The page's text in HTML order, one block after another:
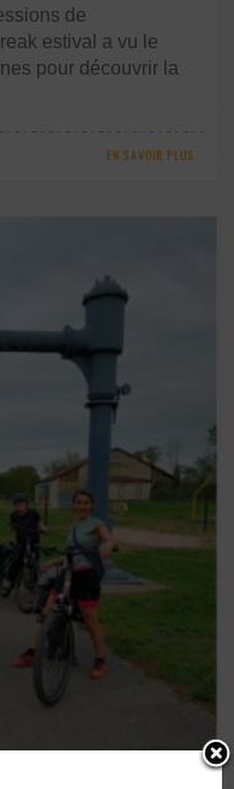
de
estival a vu le
pour découvrir la
EN SAVOIR PLUS